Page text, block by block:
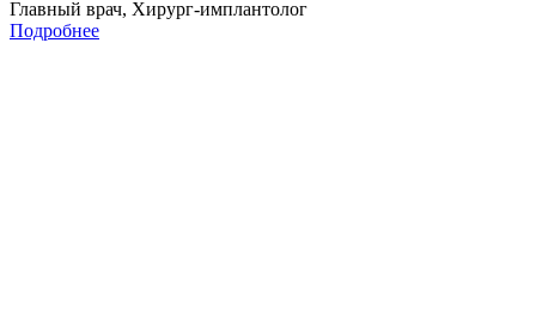
Главный врач, Хирург-имплантолог
Подробнее